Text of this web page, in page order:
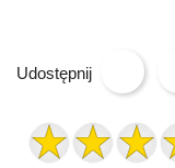
Udostępnij